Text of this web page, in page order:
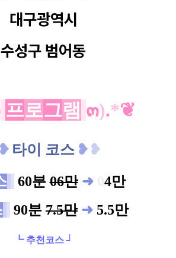
대구광역시
수성구 범어동
프로그램 ๓).*❦
❥ 타이 코스 ❥❥
60분06만 ➜
4만
90분 7.5만 ➜ 5.5만
┗ 추천코스 ┘